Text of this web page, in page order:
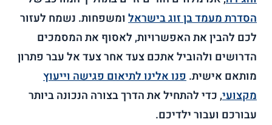
הסדרת מעמד בן זוג בישראל ומשפחות. נשמח לעזור
לכם להבין את האפשרויות, לאסוף את המסמכים
הדרושים ולהוביל אתכם צעד אחר צעד אל עבר פתרון
מותאם אישית.פנו אלינו לתיאום פגישה וייעוץ
מקצועי, כדי להתחיל את הדרך בצורה הנכונה ביותר
עבורכם ועבור ילדיכם.